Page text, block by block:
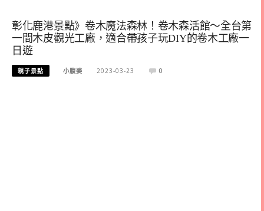
彰化鹿港景點》卷木魔法森林！卷木森活館～全台第
一間木皮觀光工廠，適合帶孩子玩DIY的卷木工廠一
日遊
親子景點 小腹婆 2023-03-23 0